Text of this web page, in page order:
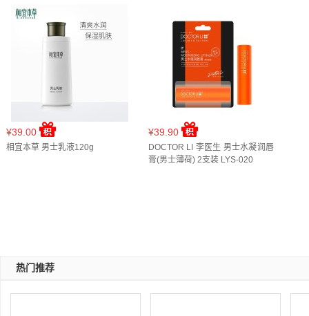
¥39.00
相宜本草 男士乳液120g
¥39.90
DOCTOR LI 李医生 男士水凝润唇
膏(男士薄荷) 2支装 LYS-020
热门推荐